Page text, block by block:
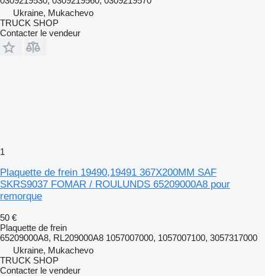
Ukraine, Mukachevo
TRUCK SHOP
Contacter le vendeur
1
Plaquette de frein 19490,19491 367X200MM SAF
SKRS9037 FOMAR / ROULUNDS 65209000A8 pour
remorque
50 €
Plaquette de frein
65209000A8, RL209000A8 1057007000, 1057007100, 3057317000
Ukraine, Mukachevo
TRUCK SHOP
Contacter le vendeur